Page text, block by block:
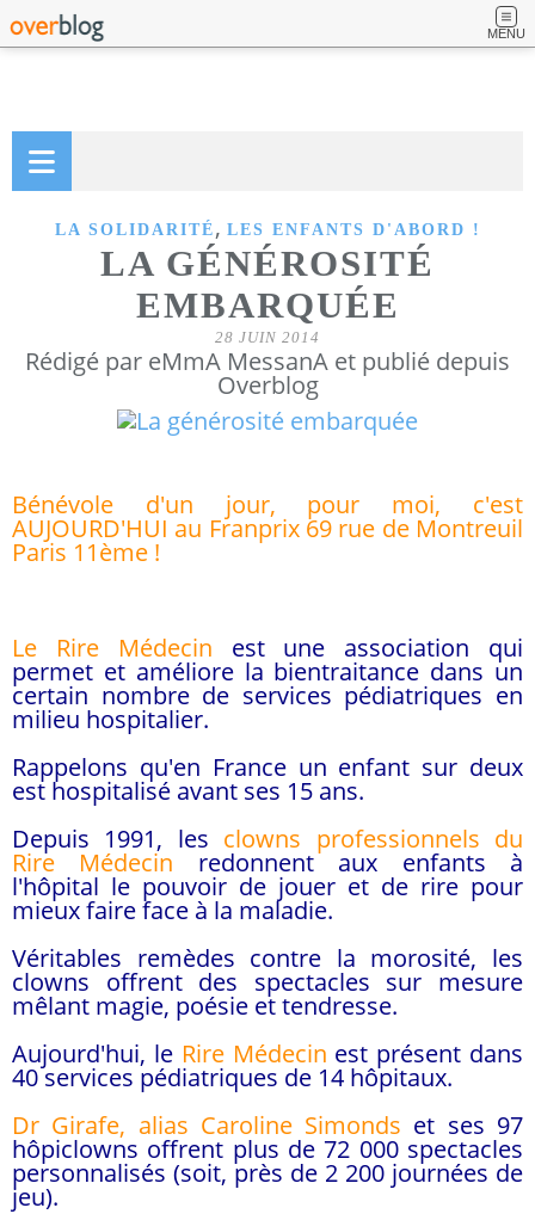
MENU
LA SOLIDARITÉ , LES ENFANTS D'ABORD !
LA GÉNÉROSITÉ
EMBARQUÉE
28 JUIN 2014
Rédigé par eMmA MessanA et publié depuis
Overblog
Bénévole d'un jour, pour moi, c'est
AUJOURD'HUI au Franprix 69 rue de Montreuil
Paris 11ème !
Le Rire Médecin est une association qui
permet et améliore la bientraitance dans un
certain nombre de services pédiatriques en
milieu hospitalier.
Rappelons qu'en France un enfant sur deux
est hospitalisé avant ses 15 ans.
Depuis 1991, les clowns professionnels du
Rire Médecin redonnent aux enfants à
l'hôpital le pouvoir de jouer et de rire pour
mieux faire face à la maladie.
Véritables remèdes contre la morosité, les
clowns offrent des spectacles sur mesure
mêlant magie, poésie et tendresse.
Aujourd'hui, le Rire Médecin est présent dans
40 services pédiatriques de 14 hôpitaux.
Dr Girafe, alias Caroline Simonds et ses 97
hôpiclowns offrent plus de 72 000 spectacles
personnalisés (soit, près de 2 200 journées de
jeu).